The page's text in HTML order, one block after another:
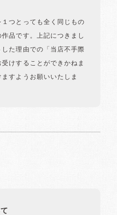
つとっても全く同じもの
品です。上記につきまし
た理由での「当店不手際
けすることができかねま
すようお願いいたしま